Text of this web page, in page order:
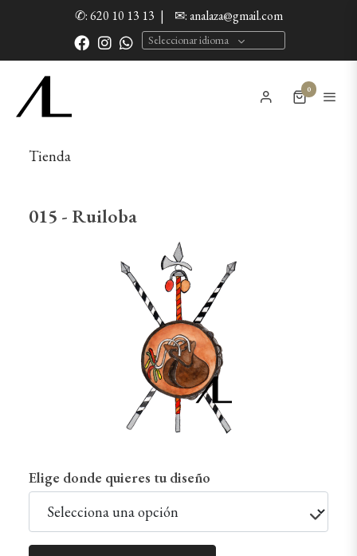
✆: 620 10 13 13 | ✉: analaza@gmail.com
Seleccionar idioma
0
Tienda
015 - Ruiloba
Elige donde quieres tu diseño